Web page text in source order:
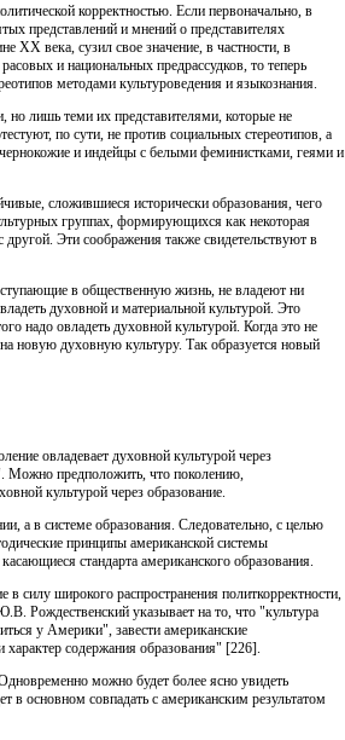
корректностью. Если первоначально, в
представлений и мнений о представителях
ХХ века, сузил свое значение, в частности, в
и национальных предрассудков, то теперь
методами культуроведения и языкознания.
лишь теми их представителями, которые не
по сути, не против социальных стереотипов, а
и индейцы с белыми феминистками, геями и
сложившиеся исторически образования, чего
группах, формирующихся как некоторая
Эти соображения также свидетельствуют в
в общественную жизнь, не владеют ни
духовной и материальной культурой. Это
надо овладеть духовной культурой. Когда это не
новую духовную культуру. Так образуется новый
овладевает духовной культурой через
Можно предположить, что поколению,
культурой через образование.
а в системе образования. Следовательно, с целью
принципы американской системы
стандарта американского образования.
в силу широкого распространения политкорректности,
Рождественский указывает на то, что "культура
у Америки", завести американские
содержания образования" [226].
можно будет более ясно увидеть
в основном совпадать с американским результатом